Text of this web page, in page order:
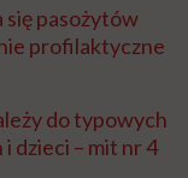
się pasożytów
profilaktyczne
do typowych
dzieci – mit nr 4